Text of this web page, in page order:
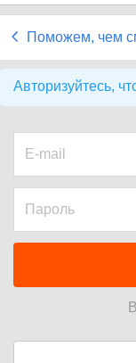
Поможем, чем
Авторизуйтесь,